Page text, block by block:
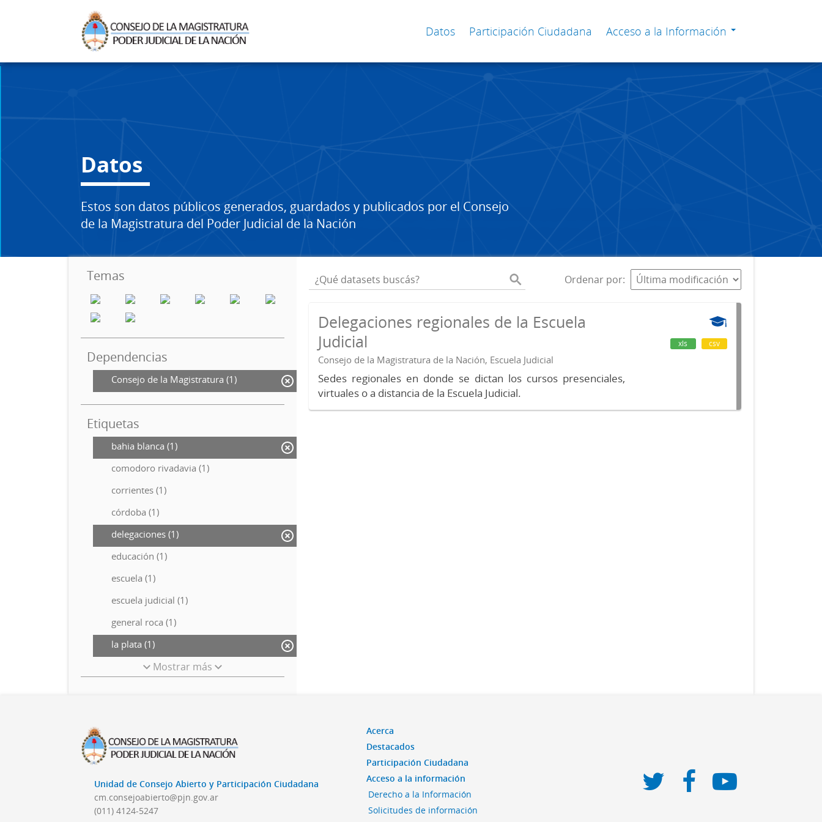
Datos Participación Ciudadana Acceso a la Información
Datos
Estos son datos públicos generados, guardados y publicados por el Consejo
de la Magistratura del Poder Judicial de la Nación
Temas
Dependencias
Consejo de la Magistratura (1)
Etiquetas
bahia blanca (1)
comodoro rivadavia (1)
corrientes (1)
córdoba (1)
delegaciones (1)
educación (1)
escuela (1)
escuela judicial (1)
general roca (1)
la plata (1)
Mostrar más
Ordenar por
Delegaciones regionales de la Escuela
Judicial
Consejo de la Magistratura de la Nación, Escuela Judicial
Sedes regionales en donde se dictan los cursos presenciales,
virtuales o a distancia de la Escuela Judicial.
xls csv
Unidad de Consejo Abierto y Participación Ciudadana
cm.consejoabierto@pjn.gov.ar
(011) 4124-5247
Acerca
Destacados
Participación Ciudadana
Acceso a la información
Derecho a la Información
Solicitudes de información